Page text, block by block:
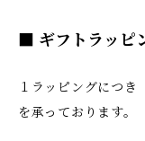
■ ギフトラッピ
１ラッピングにつ
を承っております。